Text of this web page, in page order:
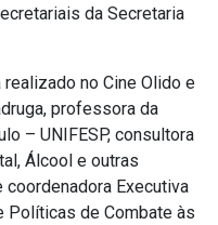
da Secretaria
no Cine Olido e
professora da
– UNIFESP, consultora
Álcool e outras
Executiva
Políticas de Combate às